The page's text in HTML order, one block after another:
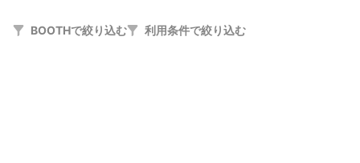
BOOTHで絞り込む 利用条件で絞り込む